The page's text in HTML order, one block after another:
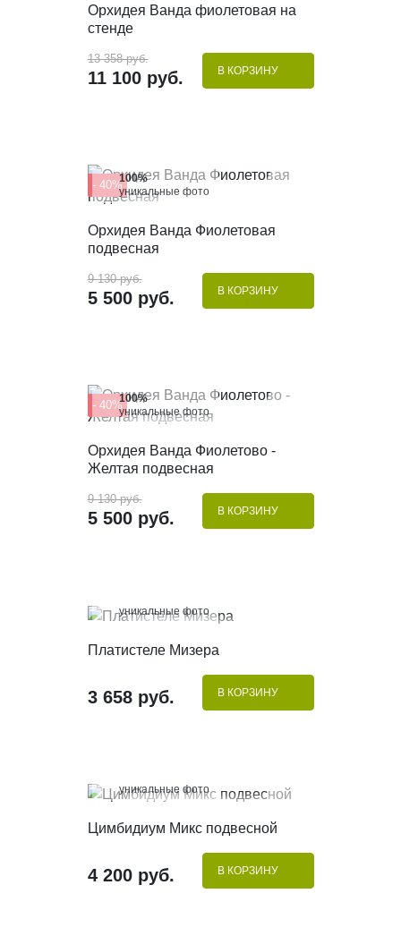
КУПИТЬ В 1 КЛИК
Орхидея Ванда фиолетовая на
стенде
13 358 руб.
11 100 руб. В КОРЗИНУ
- 40%100%
уникальные фото
КУПИТЬ В 1 КЛИК
Орхидея Ванда Фиолетовая
подвесная
9 130 руб.
5 500 руб. В КОРЗИНУ
- 40%100%
уникальные фото
КУПИТЬ В 1 КЛИК
Орхидея Ванда Фиолетово -
Желтая подвесная
9 130 руб.
5 500 руб. В КОРЗИНУ
уникальные фото
Платистеле Мизера
3 658 руб. В КОРЗИНУ
уникальные фото
Цимбидиум Микс подвесной
4 200 руб. В КОРЗИНУ